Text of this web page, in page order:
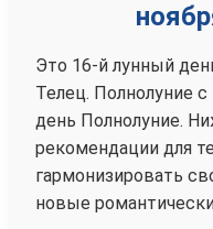
Это 16-й лунный
Телец. Полнолуние
день Полнолуние.
рекомендации для
гармонизировать
новые